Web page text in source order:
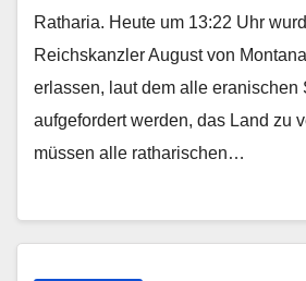
Ratharia. Heute um 13:22 Uhr
Reichskanzler August von
erlassen, laut dem alle eranischen
aufgefordert werden, das Land zu
müssen alle ratharischen…